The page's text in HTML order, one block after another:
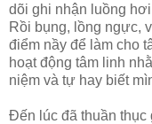
dõi ghi nhận luồng
Rồi bụng, lồng ngực,
điểm nầy để làm cho
hoạt động tâm linh
niệm và tự hay biết
Đến lúc đã thuần thục